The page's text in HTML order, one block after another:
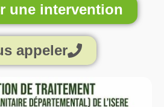
une intervention
appeler